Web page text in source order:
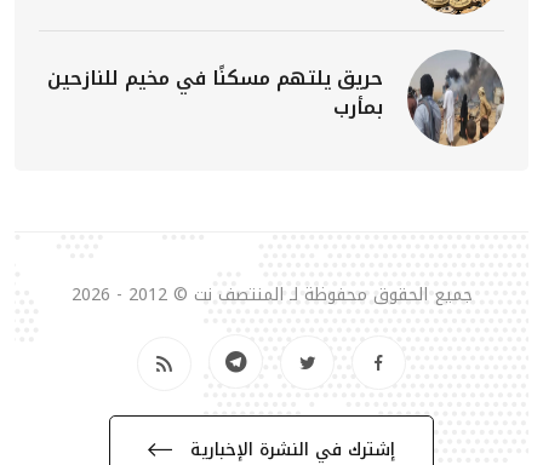
حريق يلتهم مسكنًا في مخيم للنازحين
بمأرب
جميع الحقوق محفوظة لـ المنتصف نت © 2012 - 2026
إشترك في النشرة الإخبارية